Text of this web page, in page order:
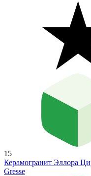
15
Керамогранит Эллора
Gresse